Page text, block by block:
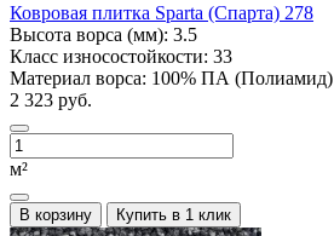
Ковровая плитка Sparta (Спарта) 278
Высота ворса (мм): 3.5
Класс износостойкости: 33
Материал ворса: 100% ПА (Полиамид)
2 323 руб.
м²
В корзину Купить в 1 клик